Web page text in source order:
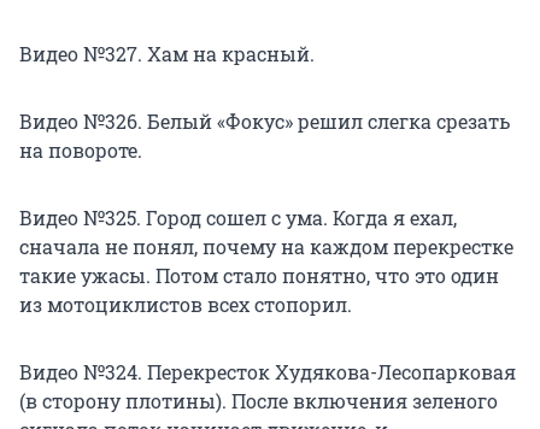
Видео №327. Хам на красный.
Видео №326. Белый «Фокус» решил слегка срезать
на повороте.
Видео №325. Город сошел с ума. Когда я ехал,
сначала не понял, почему на каждом перекрестке
такие ужасы. Потом стало понятно, что это один
из мотоциклистов всех стопорил.
Видео №324. Перекресток Худякова-Лесопарковая
(в сторону плотины). После включения зеленого